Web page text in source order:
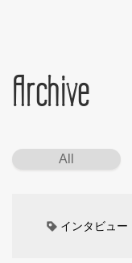
Archive
All
インタビュー